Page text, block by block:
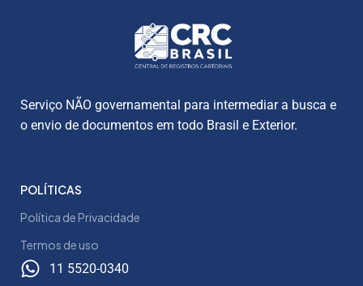
Serviço NÃO governamental para intermediar a busca e
o envio de documentos em todo Brasil e Exterior.
POLÍTICAS
Política de Privacidade
Termos de uso
11 5520-0340